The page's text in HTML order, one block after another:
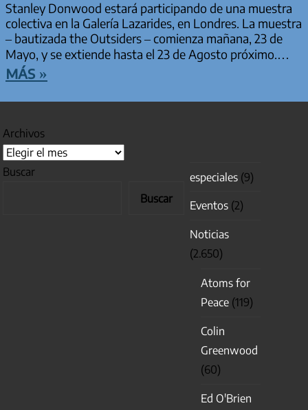
Stanley Donwood estará participando de una muestra
colectiva en la Galería Lazarides, en Londres. La muestra
– bautizada the Outsiders – comienza mañana, 23 de
Mayo, y se extiende hasta el 23 de Agosto próximo.…
más »
Archivos
Buscar
Buscar
especiales (9)
Eventos (2)
Noticias
(2.650)
Atoms for
Peace (119)
Colin
Greenwood
(60)
Ed O'Brien